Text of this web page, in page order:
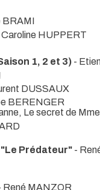
BRAMI
Caroline HUPPERT
1, 2 et 3) -
DUSSAUX
BERENGER
Le secret de
"Le Prédateur" -
René MANZOR